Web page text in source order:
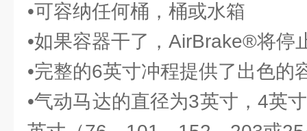
•可容纳任何桶，桶或水箱
•如果容器干了，AirBrake®将停
•完整的6英寸冲程提供了出色的
•气动马达的直径为3英寸，4英